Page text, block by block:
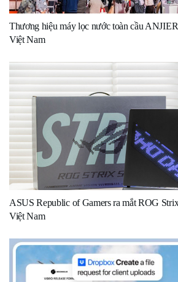
Thương hiệu máy lọc nước toàn cầu
Việt Nam
ASUS Republic of Gamers ra mắt ROG
Việt Nam